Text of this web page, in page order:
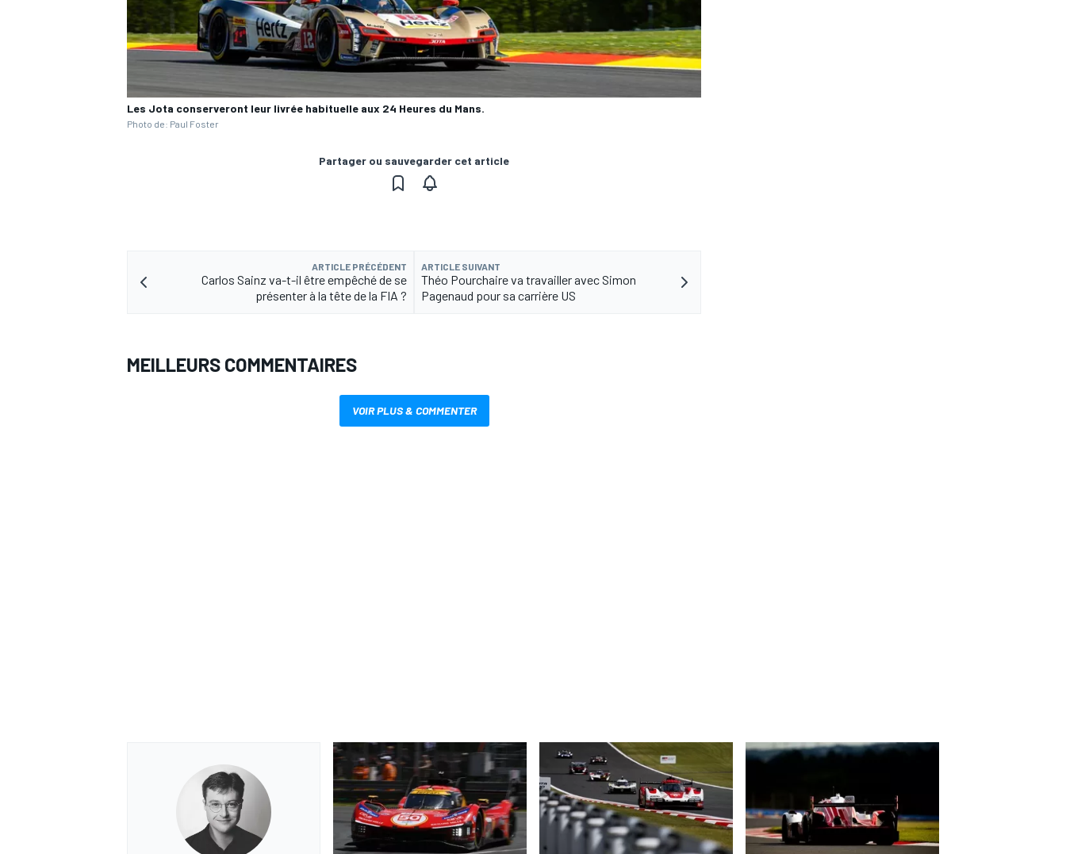
Les Jota conserveront leur livrée habituelle aux 24 Heures du Mans.
Photo de: Paul Foster
Partager ou sauvegarder cet article
ARTICLE PRÉCÉDENT
Carlos Sainz va-t-il être empêché de se
présenter à la tête de la FIA ?
ARTICLE SUIVANT
Théo Pourchaire va travailler avec Simon
Pagenaud pour sa carrière US
MEILLEURS COMMENTAIRES
VOIR PLUS & COMMENTER